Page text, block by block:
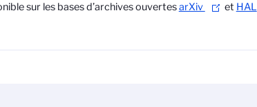
sur les bases d’archives ouvertesarXiv et HAL